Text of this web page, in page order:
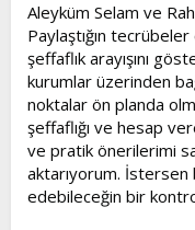
Aleyküm Selam ve
Paylaştığın
şeffaflık arayışını
kurumlar üzerinden
noktalar ön planda
şeffaflığı ve hesap
ve pratik önerilerimi
aktarıyorum. İstersen
edebileceğin bir